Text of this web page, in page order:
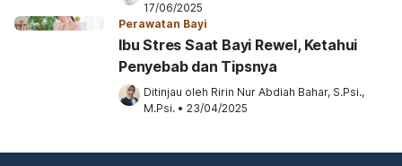
17/06/2025
Perawatan Bayi
Ibu Stres Saat Bayi Rewel, Ketahui
Penyebab dan Tipsnya
Ditinjau oleh Ririn Nur Abdiah Bahar, S.Psi.,
M.Psi. • 23/04/2025